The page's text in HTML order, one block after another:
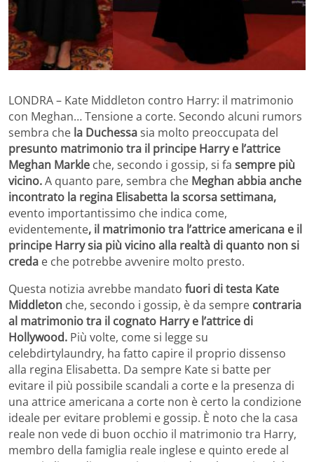
LONDRA – Kate Middleton contro Harry: il matrimonio
con Meghan… Tensione a corte. Secondo alcuni rumors
sembra che la Duchessasia molto preoccupata del
presunto matrimonio tra il principe Harry e l’attrice
Meghan Markle che, secondo i gossip, si fa sempre più
vicino.A quanto pare, sembra che Meghan abbia anche
incontrato la regina Elisabetta la scorsa settimana,
evento importantissimo che indica come,
evidentemente, il matrimonio tra l’attrice americana e il
principe Harry sia più vicino alla realtà di quanto non si
creda e che potrebbe avvenire molto presto.
Questa notizia avrebbe mandato fuori di testa Kate
Middleton che, secondo i gossip, è da sempre contraria
al matrimonio tra il cognato Harry e l’attrice di
Hollywood. Più volte, come si legge su
celebdirtylaundry, ha fatto capire il proprio dissenso
alla regina Elisabetta. Da sempre Kate si batte per
evitare il più possibile scandali a corte e la presenza di
una attrice americana a corte non è certo la condizione
ideale per evitare problemi e gossip. È noto che la casa
reale non vede di buon occhio il matrimonio tra Harry,
membro della famiglia reale inglese e quinto erede al